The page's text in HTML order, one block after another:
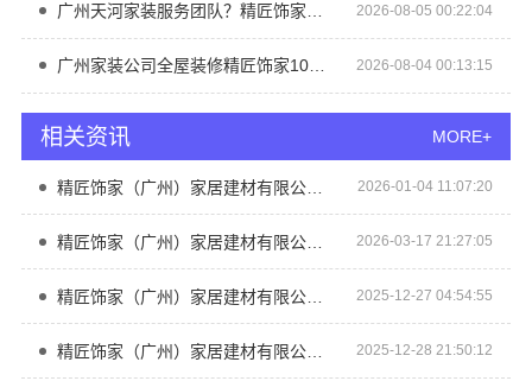
2026-08-05 00:22:04
广州家装公司全屋装修精匠饰家10万平厂房规模化生产 2026-08-04 00:13:15
相关资讯 MORE+
精匠饰家（广州）家居建材有限公司专注细节成就完美家装 2026-01-04 11:07:20
精匠饰家（广州）家居建材有限公司 全屋整装一站式服务 2026-03-17 21:27:05
精匠饰家（广州）家居建材有限公司定义全屋整装标准 2025-12-27 04:54:55
精匠饰家（广州）家居建材有限公司：全屋整装的革新者 2025-12-28 21:50:12